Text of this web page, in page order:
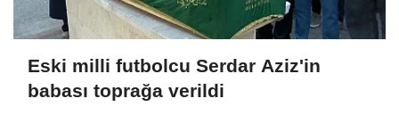
Eski milli futbolcu Serdar Aziz'in
babası toprağa verildi